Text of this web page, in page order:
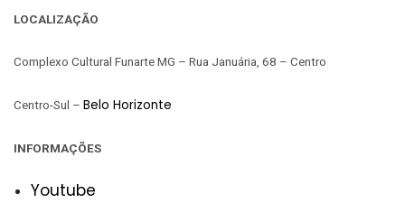
LOCALIZAÇÃO
Complexo Cultural Funarte MG – Rua Januária, 68 – Centro
Centro-Sul – Belo Horizonte
INFORMAÇÕES
Youtube